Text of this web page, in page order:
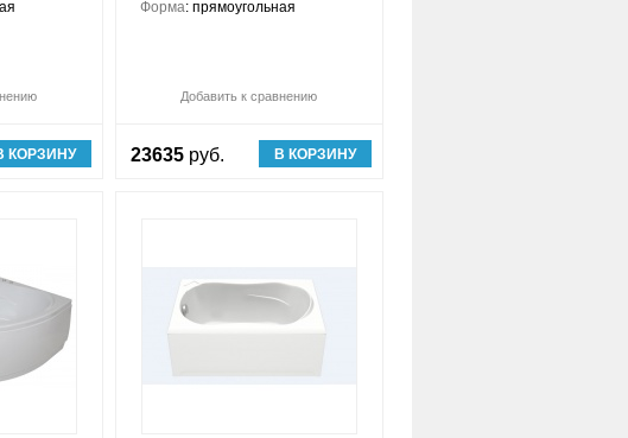
Обновляю список
КОРЗИНУ
Форма: прямоугольная
Добавить к сравнению
23635 руб. В КОРЗИНУ